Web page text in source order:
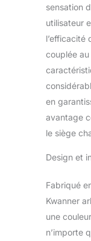
sensation
utilisateur
l’efficacité
couplée au
en
avantage
le siège
Design et
Fabriqué
Kwanner
une
n’importe